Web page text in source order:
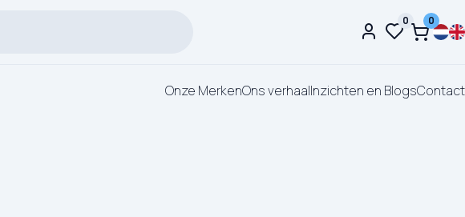
0 0
Onze MerkenOns verhaalInzichten en BlogsContact